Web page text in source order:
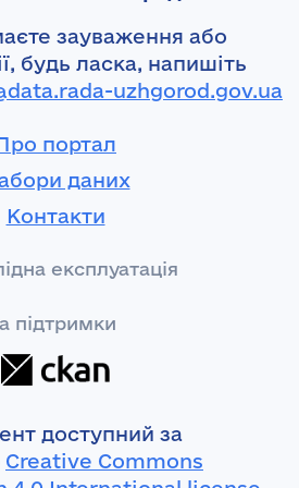
зауваження або
будь ласка, напишіть
uzhgorod.gov.ua
портал
даних
Контакти
експлуатація
підтримки
доступний за
Creative Commons